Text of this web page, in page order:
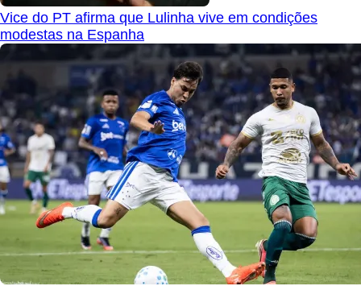
Vice do PT afirma que Lulinha vive em condições
modestas na Espanha